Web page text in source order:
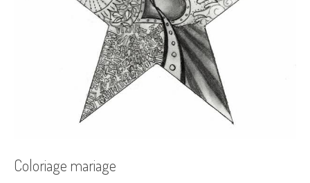
Coloriage mariage